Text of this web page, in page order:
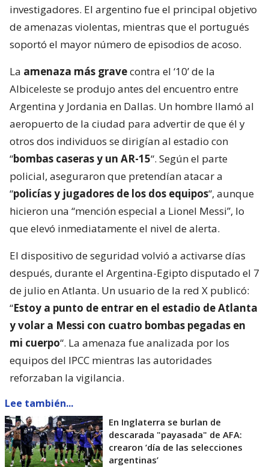
investigadores. El argentino fue el principal objetivo
de amenazas violentas, mientras que el portugués
soportó el mayor número de episodios de acoso.
La amenaza más gravecontra el ‘10’ de la
Albiceleste se produjo antes del encuentro entre
Argentina y Jordania en Dallas. Un hombre llamó al
aeropuerto de la ciudad para advertir de que él y
otros dos individuos se dirigían al estadio con
“bombas caseras y un AR-15“. Según el parte
policial, aseguraron que pretendían atacar a
“policías y jugadores de los dos equipos“, aunque
hicieron una “mención especial a Lionel Messi”, lo
que elevó inmediatamente el nivel de alerta.
El dispositivo de seguridad volvió a activarse días
después, durante el Argentina-Egipto disputado el 7
de julio en Atlanta. Un usuario de la red X publicó:
“Estoy a punto de entrar en el estadio de Atlanta
y volar a Messi con cuatro bombas pegadas en
mi cuerpo“. La amenaza fue analizada por los
equipos del IPCC mientras las autoridades
reforzaban la vigilancia.
Lee también...
En Inglaterra se burlan de
descarada "payasada" de AFA:
crearon ’día de las selecciones
argentinas’